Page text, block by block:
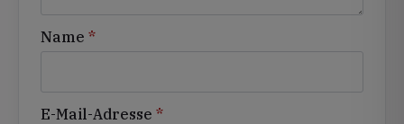
Name *
E-Mail-Adresse *